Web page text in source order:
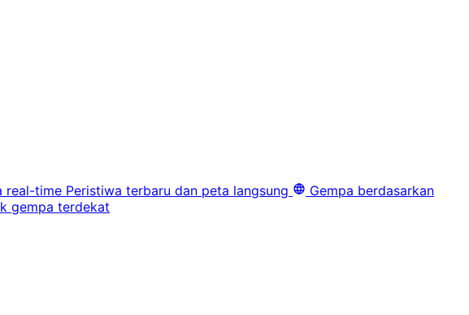
real-time Peristiwa terbaru dan peta langsung
Gempa berdasarkan
gempa terdekat